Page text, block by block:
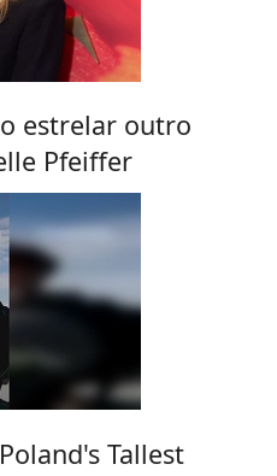
estrelar outro
Pfeiffer
Tallest